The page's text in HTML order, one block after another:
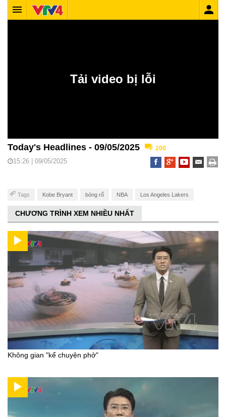
Today's Headlines - 09/05/2025 200
15:26 | 09/05/2025
Tags Kobe Bryant bóng rổ NBA Los Angeles Lakers
CHƯƠNG TRÌNH XEM NHIỀU NHẤT
Không gian "kể chuyện phở"